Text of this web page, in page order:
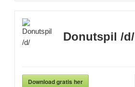
Donutspil /d/
Download gratis her